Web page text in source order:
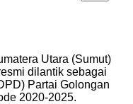
Utara (Sumut)
dilantik sebagai
Partai Golongan
2020-2025.